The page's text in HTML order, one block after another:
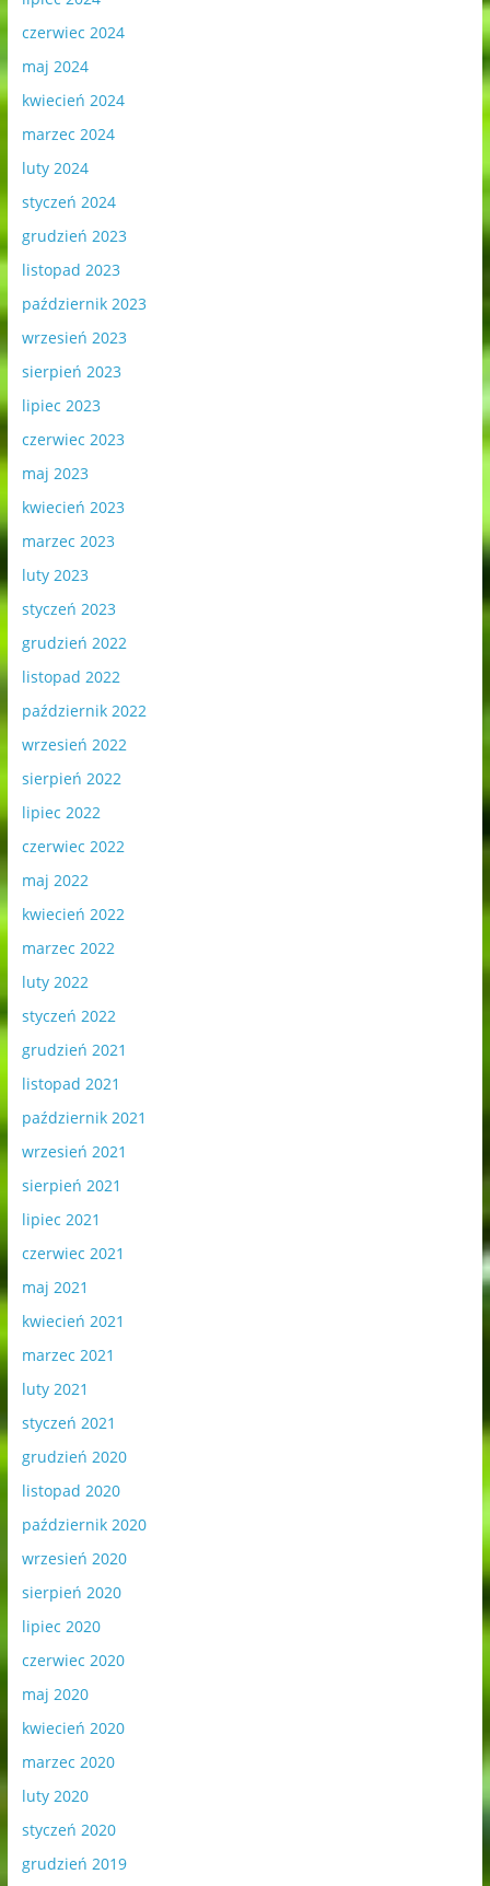
czerwiec 2024
maj 2024
kwiecień 2024
marzec 2024
luty 2024
styczeń 2024
grudzień 2023
listopad 2023
październik 2023
wrzesień 2023
sierpień 2023
lipiec 2023
czerwiec 2023
maj 2023
kwiecień 2023
marzec 2023
luty 2023
styczeń 2023
grudzień 2022
listopad 2022
październik 2022
wrzesień 2022
sierpień 2022
lipiec 2022
czerwiec 2022
maj 2022
kwiecień 2022
marzec 2022
luty 2022
styczeń 2022
grudzień 2021
listopad 2021
październik 2021
wrzesień 2021
sierpień 2021
lipiec 2021
czerwiec 2021
maj 2021
kwiecień 2021
marzec 2021
luty 2021
styczeń 2021
grudzień 2020
listopad 2020
październik 2020
wrzesień 2020
sierpień 2020
lipiec 2020
czerwiec 2020
maj 2020
kwiecień 2020
marzec 2020
luty 2020
styczeń 2020
grudzień 2019